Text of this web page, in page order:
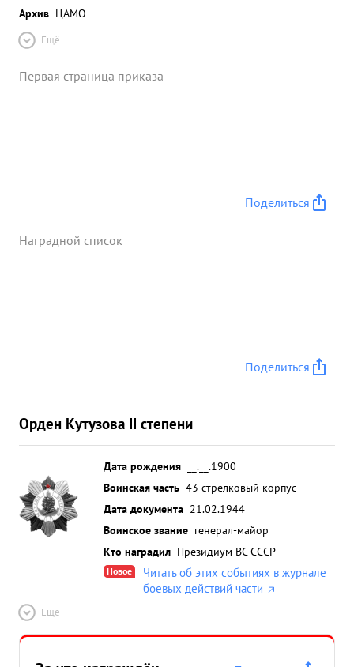
Архив ЦАМО
Ещё
Первая страница приказа
Поделиться
Наградной список
Поделиться
Орден Кутузова II степени
Дата рождения
__.__.1900
Воинская часть 43 стрелковый корпус
Дата документа 21.02.1944
Воинское звание генерал-майор
Кто наградил Президиум ВС СССР
Новое
Читать об этих событиях в журнале
боевых действий части
Ещё